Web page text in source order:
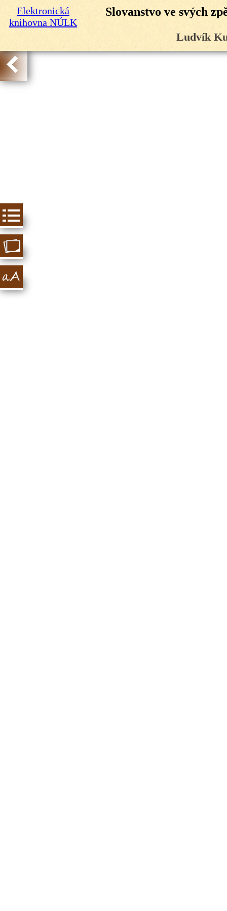
Elektronická
knihovna NÚLK
Slovanstvo ve svých
Ludvík